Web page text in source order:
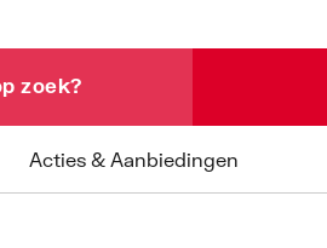
Acties & Aanbiedingen